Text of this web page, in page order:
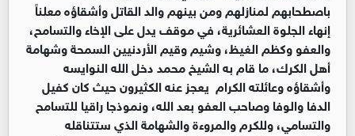
باصطحابهم لمنازلهم ومن بينهم والد القاتل وأشقاؤه معلناً
إنهاء الجلوة العشائرية، في موقف يدل على الإخاء والتسامح،
والعفو وكظم الغيظ، وشيم وقيم الأردنيين السمحة وشهامة
أهل الكرك، ما قام به الشيخ محمد دخل الله النوايسه
وأشقاؤه وعائلته الكرام يعجز عنه الكثيرون حيث كان كفيل
الدفا والوفا وصاحب العفو بعد الله، ونموذجا راقيا للتسامح
والتسامي، وللكرم والمروءة والشهامة الذي ستتناقله